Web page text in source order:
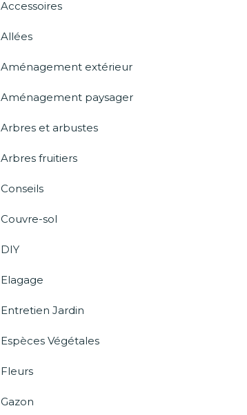
Accessoires
Allées
Aménagement extérieur
Aménagement paysager
Arbres et arbustes
Arbres fruitiers
Conseils
Couvre-sol
DIY
Elagage
Entretien Jardin
Espèces Végétales
Fleurs
Gazon